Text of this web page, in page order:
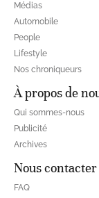
Médias
Automobile
People
Lifestyle
Nos chroniqueurs
À propos de
Qui sommes-nous
Publicité
Archives
Nous contacter
FAQ